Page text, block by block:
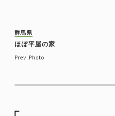
群馬県
ほぼ平屋の家
Prev Photo